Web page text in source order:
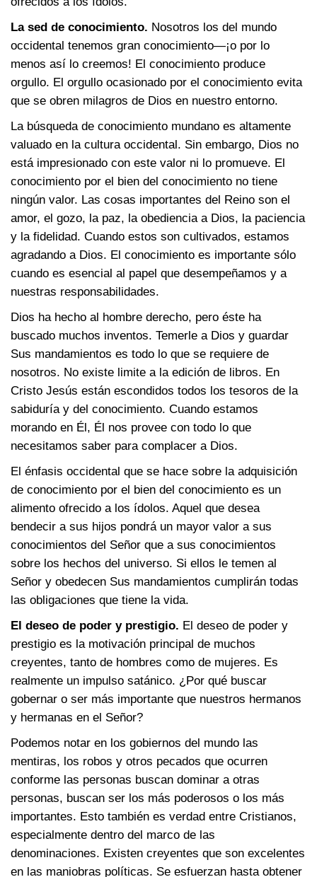
La sed de conocimiento. Nosotros los del mundo
occidental tenemos gran conocimiento—¡o por lo
menos así lo creemos! El conocimiento produce
orgullo. El orgullo ocasionado por el conocimiento evita
que se obren milagros de Dios en nuestro entorno.
La búsqueda de conocimiento mundano es altamente
valuado en la cultura occidental. Sin embargo, Dios no
está impresionado con este valor ni lo promueve. El
conocimiento por el bien del conocimiento no tiene
ningún valor. Las cosas importantes del Reino son el
amor, el gozo, la paz, la obediencia a Dios, la paciencia
y la fidelidad. Cuando estos son cultivados, estamos
agradando a Dios. El conocimiento es importante sólo
cuando es esencial al papel que desempeñamos y a
nuestras responsabilidades.
Dios ha hecho al hombre derecho, pero éste ha
buscado muchos inventos. Temerle a Dios y guardar
Sus mandamientos es todo lo que se requiere de
nosotros. No existe limite a la edición de libros. En
Cristo Jesús están escondidos todos los tesoros de la
sabiduría y del conocimiento. Cuando estamos
morando en Él, Él nos provee con todo lo que
necesitamos saber para complacer a Dios.
El énfasis occidental que se hace sobre la adquisición
de conocimiento por el bien del conocimiento es un
alimento ofrecido a los ídolos. Aquel que desea
bendecir a sus hijos pondrá un mayor valor a sus
conocimientos del Señor que a sus conocimientos
sobre los hechos del universo. Si ellos le temen al
Señor y obedecen Sus mandamientos cumplirán todas
las obligaciones que tiene la vida.
El deseo de poder y prestigio. El deseo de poder y
prestigio es la motivación principal de muchos
creyentes, tanto de hombres como de mujeres. Es
realmente un impulso satánico. ¿Por qué buscar
gobernar o ser más importante que nuestros hermanos
y hermanas en el Señor?
Podemos notar en los gobiernos del mundo las
mentiras, los robos y otros pecados que ocurren
conforme las personas buscan dominar a otras
personas, buscan ser los más poderosos o los más
importantes. Esto también es verdad entre Cristianos,
especialmente dentro del marco de las
denominaciones. Existen creyentes que son excelentes
en las maniobras políticas. Se esfuerzan hasta obtener